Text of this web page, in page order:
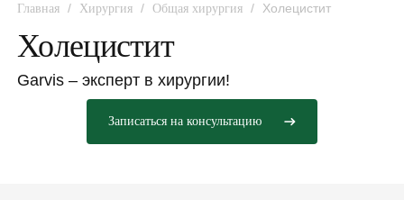
Главная / Хирургия / Общая хирургия / Холецистит
Холецистит
Garvis – эксперт в хирургии!
Записаться на консультацию